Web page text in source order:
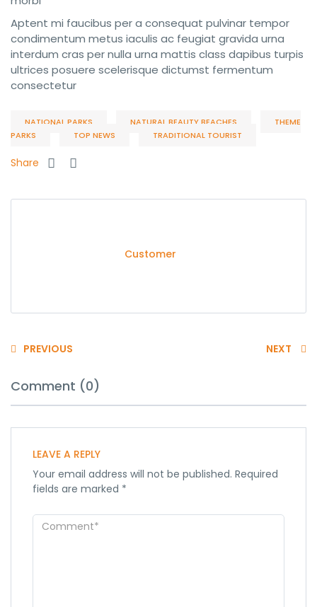
Aptent mi faucibus per a consequat pulvinar tempor
condimentum metus iaculis ac feugiat gravida urna
interdum cras per nulla urna mattis class dapibus turpis
ultrices posuere scelerisque dictumst fermentum
consectetur
NATIONAL PARKS NATURAL BEAUTY BEACHES
THEME
PARKS
TOP NEWS TRADITIONAL TOURIST
Share
Customer
PREVIOUS NEXT
Comment (0)
LEAVE A REPLY
Your email address will not be published. Required
fields are marked *